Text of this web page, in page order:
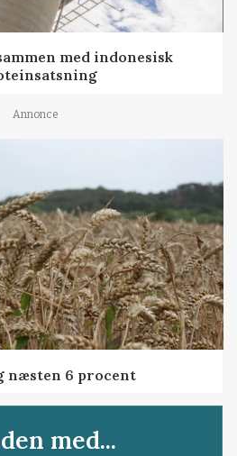
med indonesisk
Annonce
næsten 6 procent
med...